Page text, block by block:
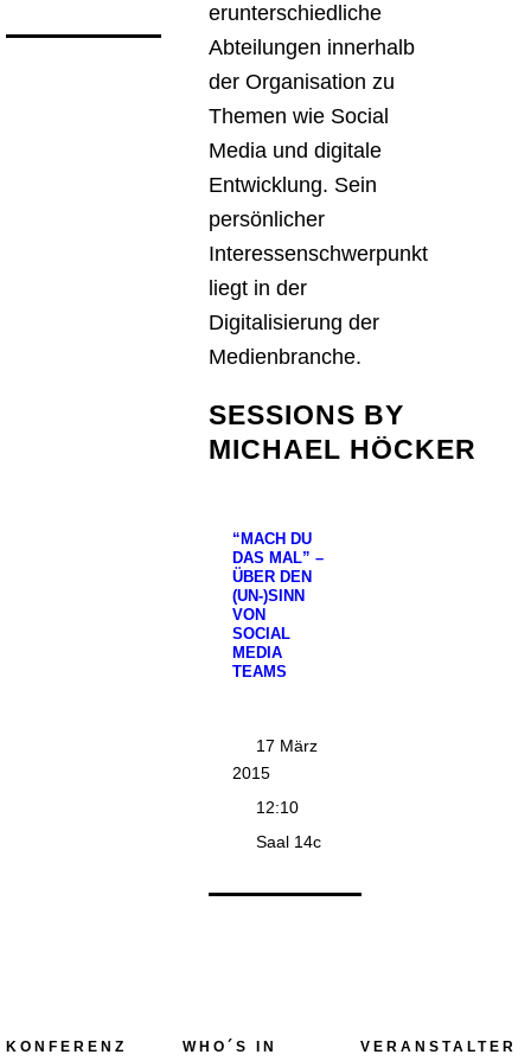
erunterschiedliche
Abteilungen innerhalb
der Organisation zu
Themen wie Social
Media und digitale
Entwicklung. Sein
persönlicher
Interessenschwerpunkt
liegt in der
Digitalisierung der
Medienbranche.
SESSIONS BY
MICHAEL HÖCKER
“MACH DU
DAS MAL” –
ÜBER DEN
(UN-)SINN
VON
SOCIAL
MEDIA
TEAMS
17 März
2015
12:10
Saal 14c
KONFERENZ WHO´S IN VERANSTALTER